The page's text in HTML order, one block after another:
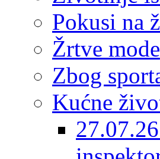
Pokusi na
Žrtve mode
Zbog
Kućne